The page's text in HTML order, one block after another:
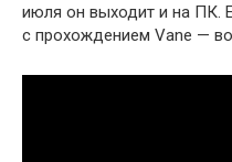
июля он выходит и на ПК.
с прохождением Vane —